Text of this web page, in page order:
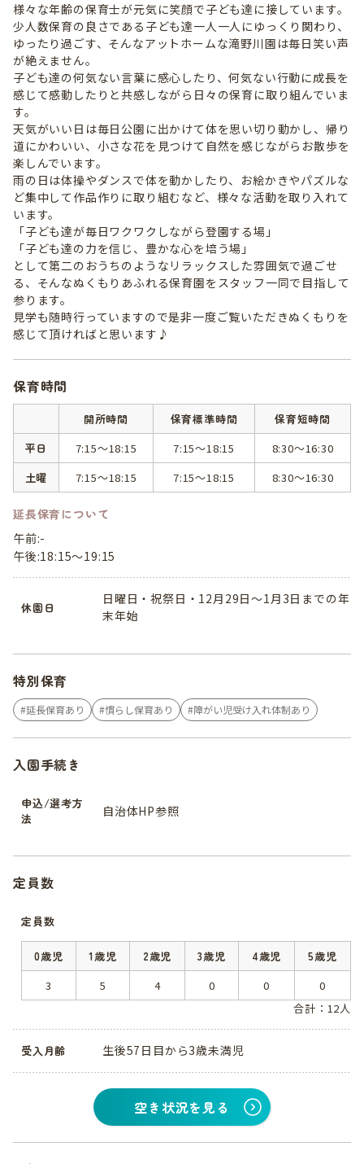
様々な年齢の保育士が元気に笑顔で子ども達に接しています。
少人数保育の良さである子ども達一人一人にゆっくり関わり、
ゆったり過ごす、そんなアットホームな滝野川園は毎日笑い声
が絶えません。
子ども達の何気ない言葉に感心したり、何気ない行動に成長を
感じて感動したりと共感しながら日々の保育に取り組んでいま
す。
天気がいい日は毎日公園に出かけて体を思い切り動かし、帰り
道にかわいい、小さな花を見つけて自然を感じながらお散歩を
楽しんでいます。
雨の日は体操やダンスで体を動かしたり、お絵かきやパズルな
ど集中して作品作りに取り組むなど、様々な活動を取り入れて
います。
「子ども達が毎日ワクワクしながら登園する場」
「子ども達の力を信じ、豊かな心を培う場」
として第二のおうちのようなリラックスした雰囲気で過ごせ
る、そんなぬくもりあふれる保育園をスタッフ一同で目指して
参ります。
見学も随時行っていますので是非一度ご覧いただきぬくもりを
感じて頂ければと思います♪
保育時間
開所時間 保育標準時間
保育短時間
平日
7:15～18:15 7:15～18:15
8:30～16:30
土曜
7:15～18:15 7:15～18:15 8:30～16:30
延長保育について
午前:-
午後:18:15～19:15
休園日
日曜日・祝祭日・12月29日～1月3日までの年
末年始
特別保育
延長保育あり 慣らし保育あり 障がい児受け入れ体制あり
入園手続き
申込/選考方
法
自治体HP参照
定員数
定員数
0歳児 1歳児 2歳児 3歳児 4歳児
5歳児
3
5 4 0 0
0
合計：12人
受入月齢 生後57日目から3歳未満児
空き状況を見る